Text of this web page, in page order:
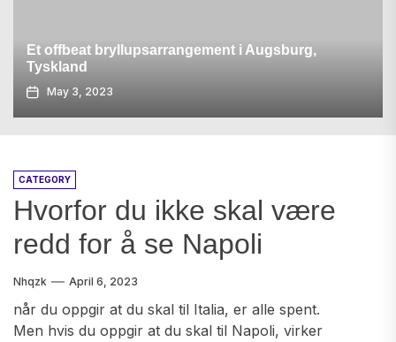
Et offbeat bryllupsarrangement i Augsburg,
Tyskland
May 3, 2023
CATEGORY
Hvorfor du ikke skal være
redd for å se Napoli
Nhqzk April 6, 2023
når du oppgir at du skal til Italia, er alle spent.
Men hvis du oppgir at du skal til Napoli, virker